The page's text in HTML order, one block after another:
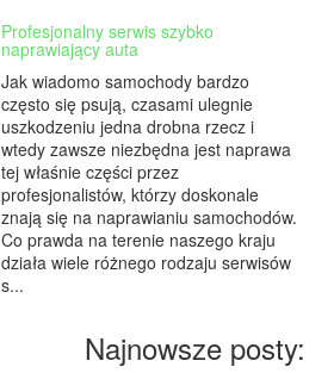
Profesjonalny serwis szybko
naprawiający auta
Jak wiadomo samochody bardzo
często się psują, czasami ulegnie
uszkodzeniu jedna drobna rzecz i
wtedy zawsze niezbędna jest naprawa
tej właśnie części przez
profesjonalistów, którzy doskonale
znają się na naprawianiu samochodów.
Co prawda na terenie naszego kraju
działa wiele różnego rodzaju serwisów
s...
Najnowsze posty: